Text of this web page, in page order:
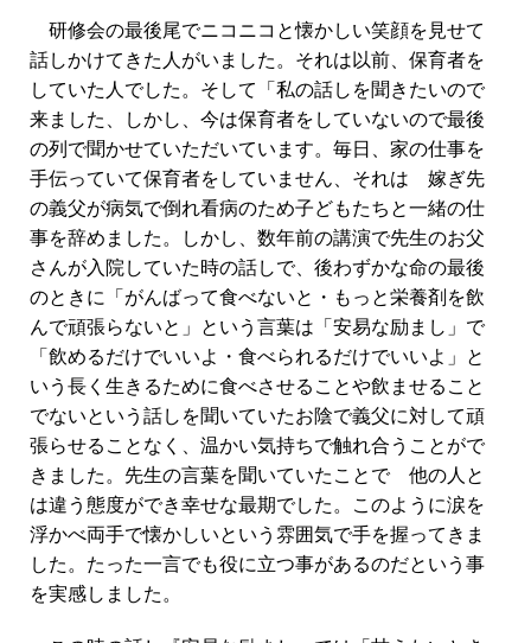
研修会の最後尾でニコニコと懐かしい笑顔を見せて
話しかけてきた人がいました。それは以前、保育者を
していた人でした。そして「私の話しを聞きたいので
来ました、しかし、今は保育者をしていないので最後
の列で聞かせていただいています。毎日、家の仕事を
手伝っていて保育者をしていません、それは 嫁ぎ先
の義父が病気で倒れ看病のため子どもたちと一緒の仕
事を辞めました。しかし、数年前の講演で先生のお父
さんが入院していた時の話しで、後わずかな命の最後
のときに「がんばって食べないと・もっと栄養剤を飲
んで頑張らないと」という言葉は「安易な励まし」で
「飲めるだけでいいよ・食べられるだけでいいよ」と
いう長く生きるために食べさせることや飲ませること
でないという話しを聞いていたお陰で義父に対して頑
張らせることなく、温かい気持ちで触れ合うことがで
きました。先生の言葉を聞いていたことで 他の人と
は違う態度ができ幸せな最期でした。このように涙を
浮かべ両手で懐かしいという雰囲気で手を握ってきま
した。たった一言でも役に立つ事があるのだという事
を実感しました。